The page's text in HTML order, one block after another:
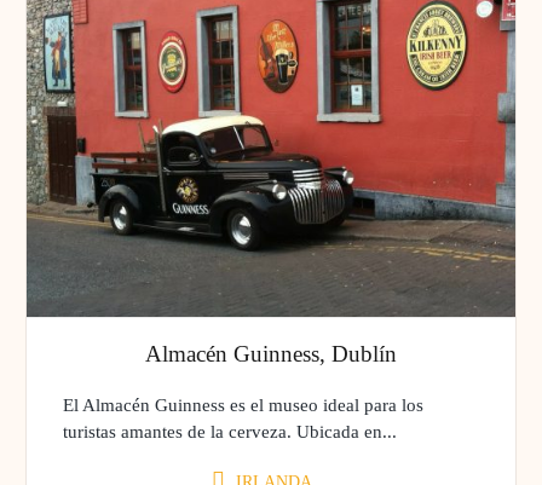
Almacén Guinness, Dublín
El Almacén Guinness es el museo ideal para los
turistas amantes de la cerveza. Ubicada en...